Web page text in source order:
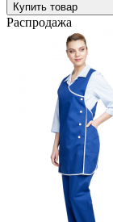
Купить товар
Распродажа